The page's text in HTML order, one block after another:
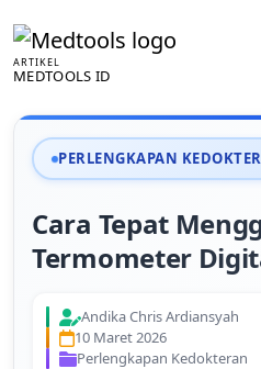
ARTIKEL
MEDTOOLS ID
PERLENGKAPAN
Cara Tepat
Termometer
Andika Chris Ardiansyah
10 Maret 2026
Perlengkapan Kedokteran